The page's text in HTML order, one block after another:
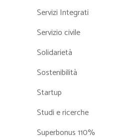
Servizi Integrati
Servizio civile
Solidarietà
Sostenibilità
Startup
Studi e ricerche
Superbonus 110%